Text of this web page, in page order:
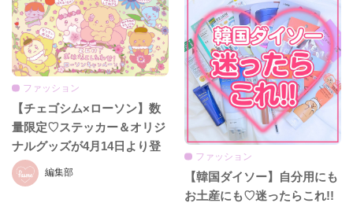
編集部
ファッション
【チェゴシム×ローソン】数
量限定♡ステッカー＆オリジ
ナルグッズが4月14日より登
場！
ファッション
【韓国ダイソー】自分用にも
お土産にも♡迷ったらこれ!!